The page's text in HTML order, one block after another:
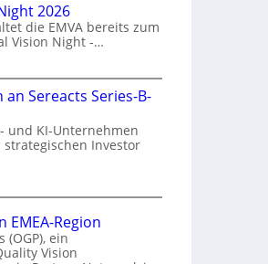
2026
die EMVA bereits zum
Vision Night -…
Sereacts Series-B-
und KI-Unternehmen
strategischen Investor
EMEA-Region
(OGP), ein
Vision